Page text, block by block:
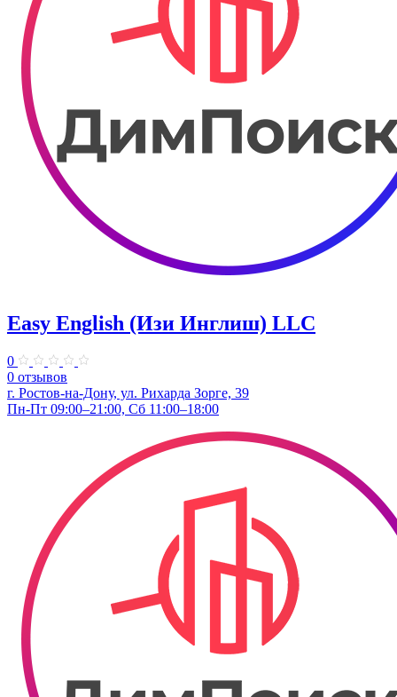
Easy English (Изи Инглиш) LLC
0
0 отзывов
г. Ростов-на-Дону, ул. Рихарда Зорге, 39
Пн-Пт 09:00–21:00, Сб 11:00–18:00